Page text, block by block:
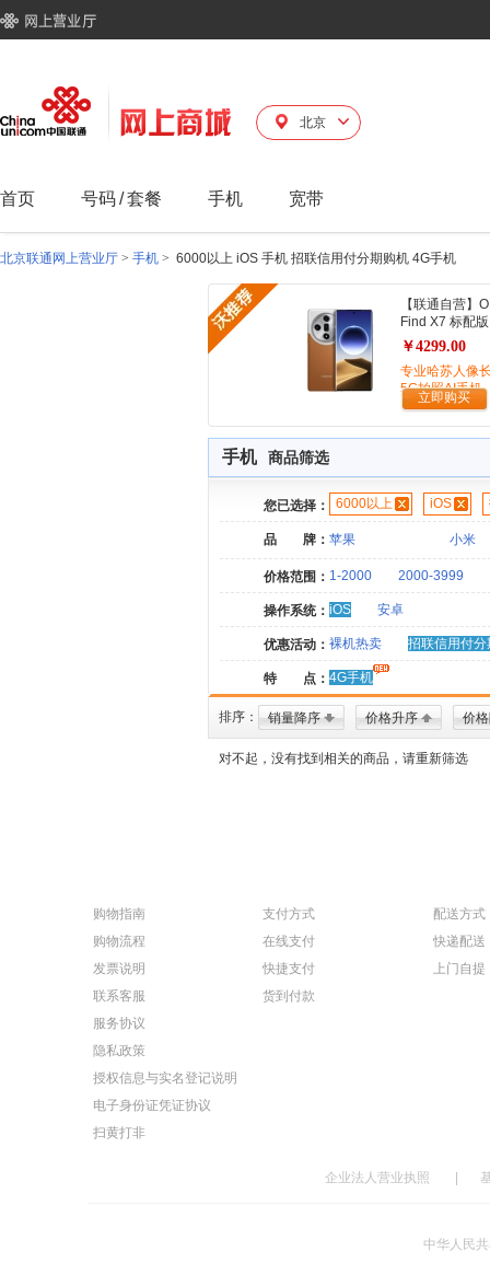
北京
首页 号码/套餐 手机 宽带
北京联通网上营业厅 > 手机 > 6000以上 iOS 手机 招联信用付分期购机 4G手机
【联通自营】
Find X7 标配版
￥4299.00
专业哈苏人像
5G拍照AI手机
立即购买
手机 商品筛选
您已选择： 6000以上 iOS
品 牌： 苹果 小米
价格范围： 1-2000 2000-3999
操作系统： iOS 安卓
优惠活动： 裸机热卖 招联信用付分
特 点： 4G手机
排序： 销量降序 价格升序 价
对不起，没有找到相关的商品，请重新筛选
购物指南
购物流程
发票说明
联系客服
服务协议
隐私政策
授权信息与实名登记说明
电子身份证凭证协议
扫黄打非
支付方式
在线支付
快捷支付
货到付款
配送方式
快递配送
上门自提
企业法人营业执照
中华人民